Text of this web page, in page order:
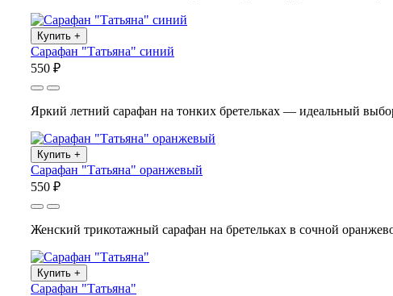
Купить +
Сарафан "Татьяна" синий
550 ₽
Яркий летний сарафан на тонких бретельках — идеальный
Купить +
Сарафан "Татьяна" оранжевый
550 ₽
Женский трикотажный сарафан на бретельках в сочной
Купить +
Сарафан "Татьяна"